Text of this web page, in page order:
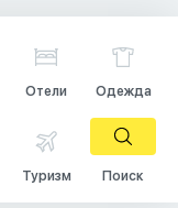
Отели Одежда
Туризм Поиск